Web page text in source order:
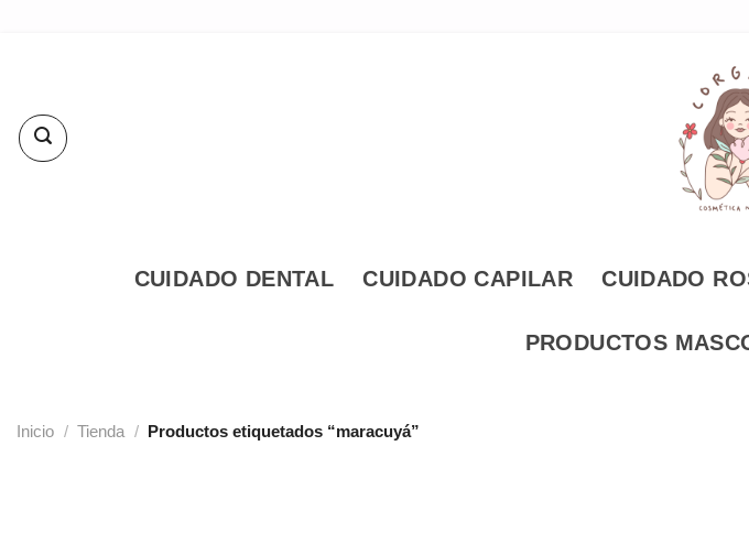
content
CUIDADO DENTAL CUIDADO CAPILAR CUIDADO
PRODUCTOS
Inicio / Tienda / Productos etiquetados “maracuyá”